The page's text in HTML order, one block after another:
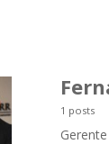
1 posts